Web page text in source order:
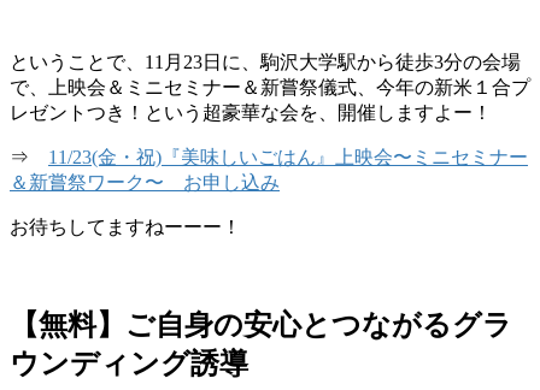
ということで、11月23日に、駒沢大学駅から徒歩3分の会場
で、上映会＆ミニセミナー＆新嘗祭儀式、今年の新米１合プ
レゼントつき！という超豪華な会を、開催しますよー！
⇒ 11/23(金・祝)『美味しいごはん』上映会〜ミニセミナー
＆新嘗祭ワーク〜 お申し込み
お待ちしてますねーーー！
【無料】ご自身の安心とつながるグラ
ウンディング誘導